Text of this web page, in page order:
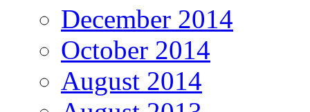
December 2014
October 2014
August 2014